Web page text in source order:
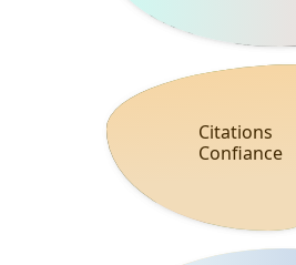
Citations
Confiance